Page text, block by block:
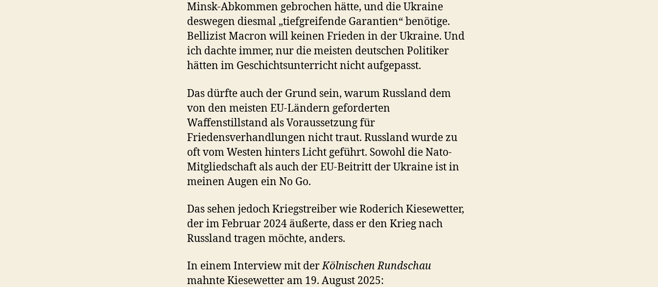
Minsk-Abkommen gebrochen hätte, und die Ukraine
deswegen diesmal „tiefgreifende Garantien“ benötige.
Bellizist Macron will keinen Frieden in der Ukraine. Und
ich dachte immer, nur die meisten deutschen Politiker
hätten im Geschichtsunterricht nicht aufgepasst.
Das dürfte auch der Grund sein, warum Russland dem
von den meisten EU-Ländern geforderten
Waffenstillstand als Voraussetzung für
Friedensverhandlungen nicht traut. Russland wurde zu
oft vom Westen hinters Licht geführt. Sowohl die Nato-
Mitgliedschaft als auch der EU-Beitritt der Ukraine ist in
meinen Augen ein No Go.
Das sehen jedoch Kriegstreiber wie Roderich Kiesewetter,
der im Februar 2024 äußerte, dass er den Krieg nach
Russland tragen möchte, anders.
In einem Interview mit derKölnischen Rundschau
mahnte Kiesewetter am 19. August 2025: